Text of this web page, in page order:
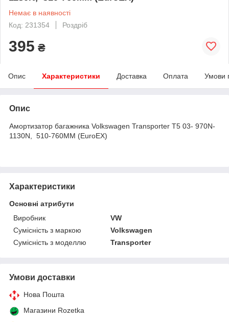
Немає в наявності
Код: 231354
Роздріб
395 ₴
Опис Характеристики Доставка Оплата Умови
Опис
Амортизатор багажника Volkswagen Transporter T5 03- 970N-
1130N, 510-760MM (EuroEX)
Характеристики
Основні атрибути
Виробник
VW
Сумісність з маркою
Volkswagen
Сумісність з моделлю
Transporter
Умови доставки
Нова Пошта
Магазини Rozetka